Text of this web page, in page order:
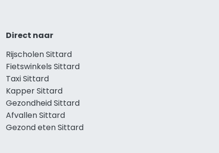
Direct naar
Rijscholen Sittard
Fietswinkels Sittard
Taxi Sittard
Kapper Sittard
Gezondheid Sittard
Afvallen Sittard
Gezond eten Sittard